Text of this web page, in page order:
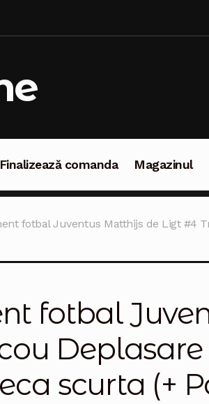
Finalizează comanda Magazinul
fotbal Juventus Matthijs de Ligt #4
fotbal
scurta (+